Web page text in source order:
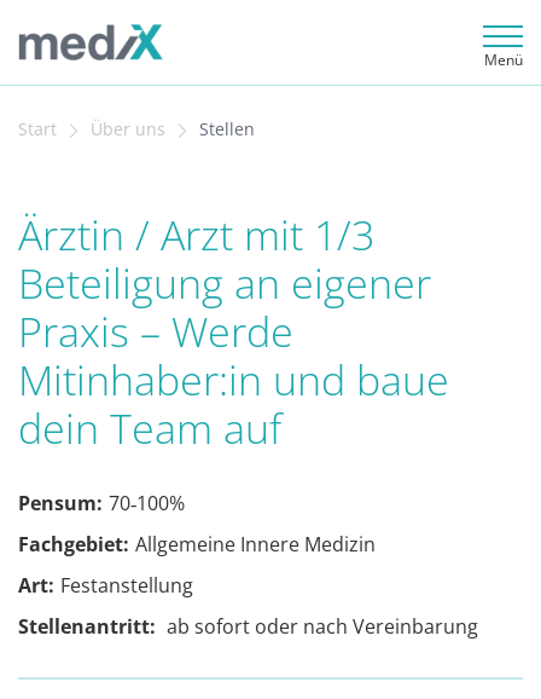
Menü
Start Über uns Stellen
Ärztin / Arzt mit 1/3
Beteiligung an eigener
Praxis – Werde
Mitinhaber:in und baue
dein Team auf
Pensum: 70‐100%
Fachgebiet: Allgemeine Innere Medizin
Art: Festanstellung
Stellenantritt: ab sofort oder nach Vereinbarung